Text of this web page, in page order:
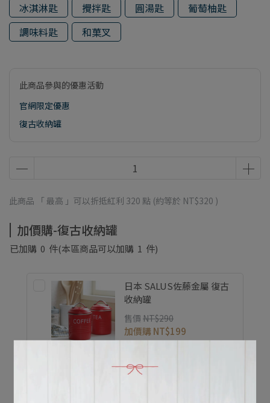
冰淇淋匙
攪拌匙 圓湯匙
葡萄柚匙
調味料匙
和菓叉
此商品參與的優惠活動
官網限定優惠
復古收納罐
此商品 「 最高 」可以折抵紅利 320 點 (約等於 NT$320 )
加價購-復古收納罐
已加購 0 件(本區商品可以加購 1 件)
日本 SALUS佐藤金屬 復古
收納罐
售價 NT$290
加價購 NT$199